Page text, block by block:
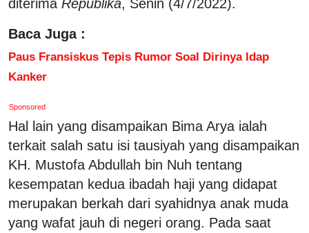
diterima Republika, Senin (4/7/2022).
Baca Juga :
Paus Fransiskus Tepis Rumor Soal Dirinya Idap
Kanker
Sponsored
Hal lain yang disampaikan Bima Arya ialah
terkait salah satu isi tausiyah yang disampaikan
KH. Mustofa Abdullah bin Nuh tentang
kesempatan kedua ibadah haji yang didapat
merupakan berkah dari syahidnya anak muda
yang wafat jauh di negeri orang. Pada saat